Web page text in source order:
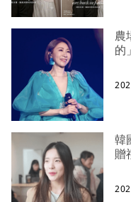
農
的
韓
贈